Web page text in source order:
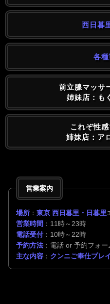
西日暮
各種
前立腺マッサ
姉妹店：も
これぞ性
姉妹店：ア
営業案内
場所 ： 東京 西日暮里・日暮里
営業時間 ：11時～23時
電話受付：10時～22時
予約方法 ：電話 or 予約フォー
主な内容 ： クンニご奉仕プレ